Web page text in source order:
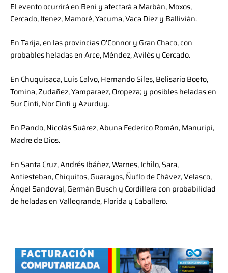
El evento ocurrirá en Beni y afectará a Marbán, Moxos,
Cercado, Itenez, Mamoré, Yacuma, Vaca Diez y Ballivián.
En Tarija, en las provincias O’Connor y Gran Chaco, con
probables heladas en Arce, Méndez, Avilés y Cercado.
En Chuquisaca, Luis Calvo, Hernando Siles, Belisario Boeto,
Tomina, Zudañez, Yamparaez, Oropeza; y posibles heladas en
Sur Cinti, Nor Cinti y Azurduy.
En Pando, Nicolás Suárez, Abuna Federico Román, Manuripi,
Madre de Dios.
En Santa Cruz, Andrés Ibáñez, Warnes, Ichilo, Sara,
Antiesteban, Chiquitos, Guarayos, Ñuflo de Chávez, Velasco,
Ángel Sandoval, Germán Busch y Cordillera con probabilidad
de heladas en Vallegrande, Florida y Caballero.